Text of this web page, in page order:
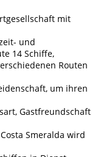
mit
und
14 Schiffe,
Routen
um ihren
Gastfreundschaft
Smeralda wird